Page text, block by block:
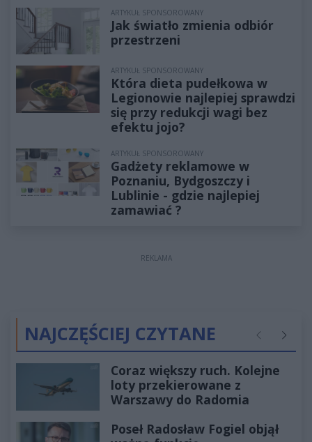
ARTYKUŁ SPONSOROWANY
Jak światło zmienia odbiór
przestrzeni
ARTYKUŁ SPONSOROWANY
Która dieta pudełkowa w
Legionowie najlepiej sprawdzi
się przy redukcji wagi bez
efektu jojo?
ARTYKUŁ SPONSOROWANY
Gadżety reklamowe w
Poznaniu, Bydgoszczy i
Lublinie - gdzie najlepiej
zamawiać ?
REKLAMA
NAJCZĘŚCIEJ CZYTANE Poprzednie
Coraz większy ruch. Kolejne
loty przekierowane z
Warszawy do Radomia
Poseł Radosław Fogiel objął